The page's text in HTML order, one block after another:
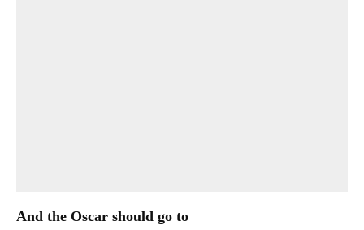
And the Oscar should go to